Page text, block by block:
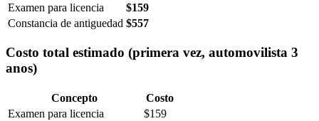
Examen para licencia
$159
Constancia de antiguedad $557
Costo total estimado (primera vez, automovilista 3
anos)
Concepto
Costo
Examen para licencia
$159